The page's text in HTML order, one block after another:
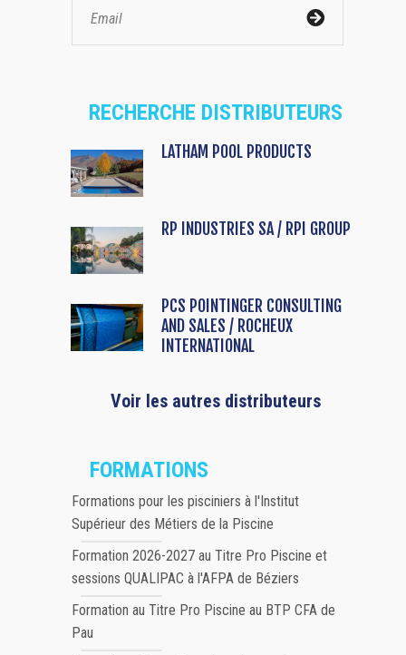
RECHERCHE DISTRIBUTEURS
LATHAM POOL PRODUCTS
RP INDUSTRIES SA / RPI GROUP
PCS POINTINGER CONSULTING
AND SALES / ROCHEUX
INTERNATIONAL
Voir les autres distributeurs
FORMATIONS
Formations pour les pisciniers à l'Institut
Supérieur des Métiers de la Piscine
Formation 2026-2027 au Titre Pro Piscine et
sessions QUALIPAC à l'AFPA de Béziers
Formation au Titre Pro Piscine au BTP CFA de
Pau